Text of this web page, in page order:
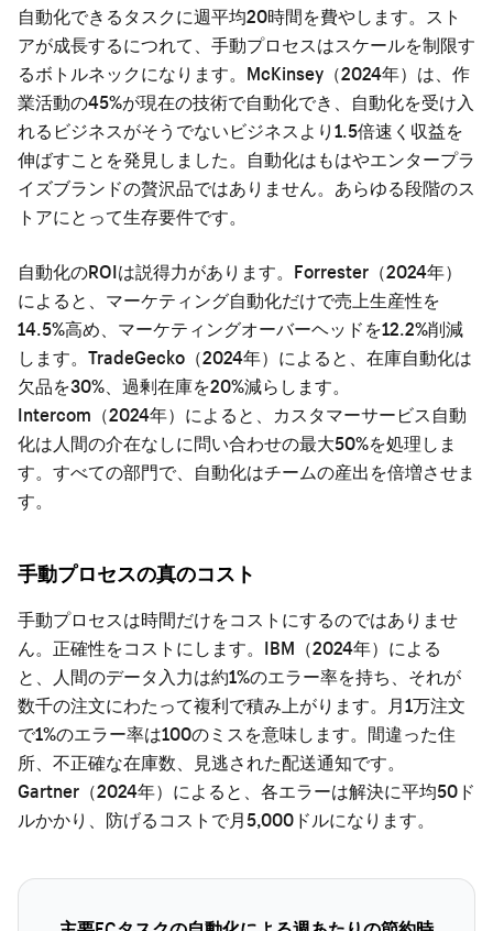
自動化できるタスクに週平均20時間を費やします。スト
アが成長するにつれて、手動プロセスはスケールを制限す
るボトルネックになります。McKinsey（2024年）は、作
業活動の45%が現在の技術で自動化でき、自動化を受け入
れるビジネスがそうでないビジネスより1.5倍速く収益を
伸ばすことを発見しました。自動化はもはやエンタープラ
イズブランドの贅沢品ではありません。あらゆる段階のス
トアにとって生存要件です。
自動化のROIは説得力があります。Forrester（2024年）
によると、マーケティング自動化だけで売上生産性を
14.5%高め、マーケティングオーバーヘッドを12.2%削減
します。TradeGecko（2024年）によると、在庫自動化は
欠品を30%、過剰在庫を20%減らします。
Intercom（2024年）によると、カスタマーサービス自動
化は人間の介在なしに問い合わせの最大50%を処理しま
す。すべての部門で、自動化はチームの産出を倍増させま
す。
手動プロセスの真のコスト
手動プロセスは時間だけをコストにするのではありませ
ん。正確性をコストにします。IBM（2024年）による
と、人間のデータ入力は約1%のエラー率を持ち、それが
数千の注文にわたって複利で積み上がります。月1万注文
で1%のエラー率は100のミスを意味します。間違った住
所、不正確な在庫数、見逃された配送通知です。
Gartner（2024年）によると、各エラーは解決に平均50ド
ルかかり、防げるコストで月5,000ドルになります。